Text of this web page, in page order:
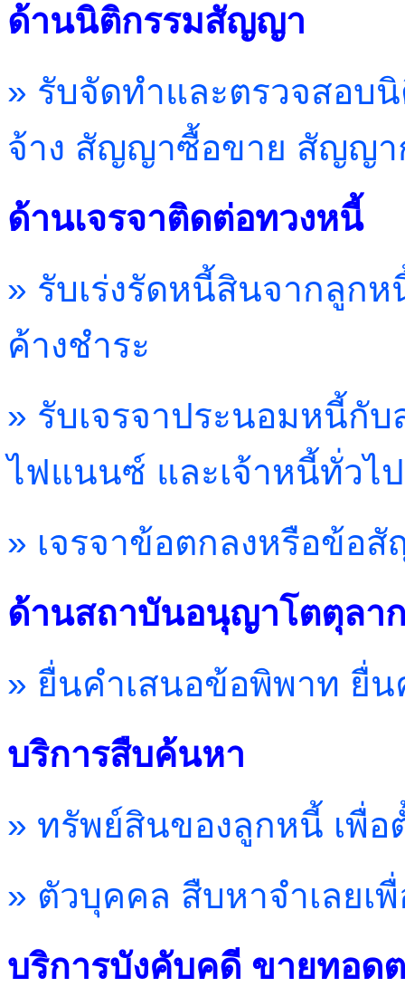
ด้านนิติกรรมสัญญา
» รับจัดทำและตรวจสอ
จ้าง สัญญาซื้อขาย สัญญา
ด้านเจรจาติดต่อทวงหนี้
» รับเร่งรัดหนี้สินจากลูก
ค้างชำระ
» รับเจรจาประนอมหนี้กั
ไฟแนนซ์ และเจ้าหนี้ทั่วไป
» เจรจาข้อตกลงหรือข้อ
ด้านสถาบันอนุญาโตตุลา
» ยื่นคำเสนอข้อพิพาท ยื่น
บริการสืบค้นหา
» ทรัพย์สินของลูกหนี้ เพื่อ
» ตัวบุคคล สืบหาจำเลย
บริการบังคับคดี ขายทอด